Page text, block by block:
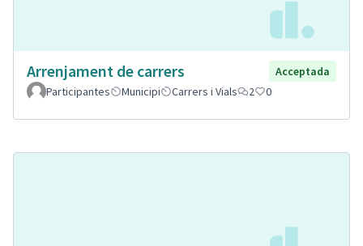
Arrenjament de carrers
Acceptada
Participantes
Municipi Carrers i Vials 2 0